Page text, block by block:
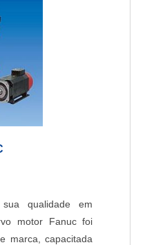
qualidade em
motor Fanuc foi
marca, capacitada